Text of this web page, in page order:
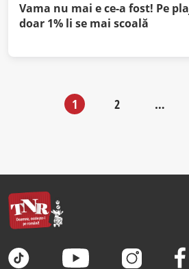
Vama nu mai e ce-a fost! Pe
doar 1% li se mai scoală
1 2 …